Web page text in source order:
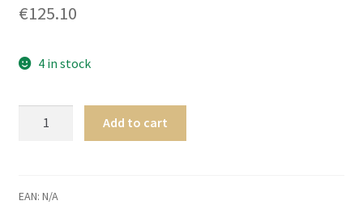
€125.10
4 in stock
MAILLOT
Add to cart
EAN: N/A